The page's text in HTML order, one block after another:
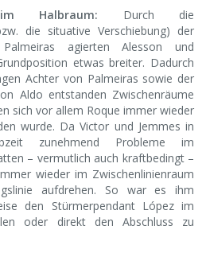
Halbraum: Durch die
die situative Verschiebung) der
agierten Alesson und
etwas breiter. Dadurch
Achter von Palmeiras sowie der
Aldo entstanden Zwischenräume
sich vor allem Roque immer wieder
wurde. Da Victor und Jemmes in
zunehmend Probleme im
– vermutlich auch kraftbedingt –
wieder im Zwischenlinienraum
aufdrehen. So war es ihm
den Stürmerpendant López im
oder direkt den Abschluss zu